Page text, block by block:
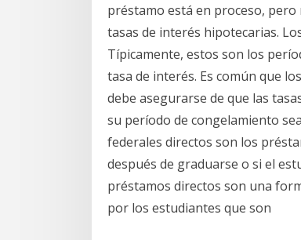
préstamo está en proceso,
tasas de interés hipotecarias.
Típicamente, estos son los
tasa de interés. Es común que
debe asegurarse de que las
su período de congelamiento
federales directos son los
después de graduarse o si el
préstamos directos son una
por los estudiantes que son